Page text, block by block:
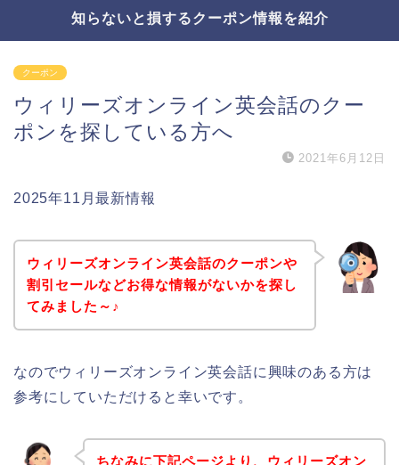
知らないと損するクーポン情報を紹介
クーポン
ウィリーズオンライン英会話のクー
ポンを探している方へ
2021年6月12日
2025年11月最新情報
ウィリーズオンライン英会話のクーポンや
割引セールなどお得な情報がないかを探し
てみました～♪
なのでウィリーズオンライン英会話に興味のある方は
参考にしていただけると幸いです。
ちなみに下記ページより、ウィリーズオン